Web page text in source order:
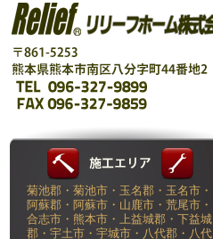
菊池郡・菊池市・玉名郡・玉名市・
阿蘇郡・阿蘇市・山鹿市・荒尾市・
合志市・熊本市・上益城郡・下益城
郡・宇土市・宇城市・八代郡・八代